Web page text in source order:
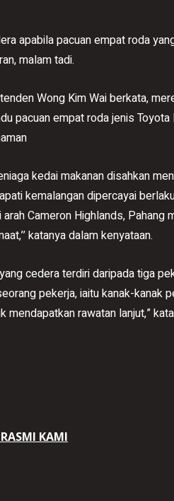
apabila pacuan empat roda
malam tadi.
Wong Kim Wai berkata,
pacuan empat roda jenis
kedai makanan disahkan
kemalangan dipercayai
Cameron Highlands, Pahang
katanya dalam kenyataan.
cedera terdiri daripada tiga
pekerja, iaitu kanak-kanak
rawatan lanjut,”
KAMI